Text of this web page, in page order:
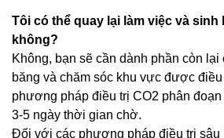
Tôi có thể quay lại làm việc và
không?
Không, bạn sẽ cần dành phần còn lại
băng và chăm sóc khu vực được
phương pháp điều trị CO2 phân
3-5 ngày thời gian chờ.
Đối với các phương pháp điều trị sâu